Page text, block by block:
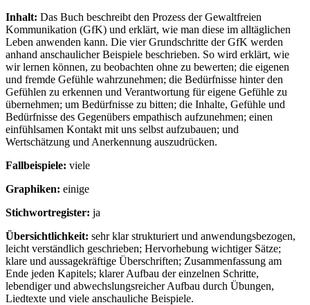
Inhalt: Das Buch beschreibt den Prozess der Gewaltfreien
Kommunikation (GfK) und erklärt, wie man diese im alltäglichen
Leben anwenden kann. Die vier Grundschritte der GfK werden
anhand anschaulicher Beispiele beschrieben. So wird erklärt, wie
wir lernen können, zu beobachten ohne zu bewerten; die eigenen
und fremde Gefühle wahrzunehmen; die Bedürfnisse hinter den
Gefühlen zu erkennen und Verantwortung für eigene Gefühle zu
übernehmen; um Bedürfnisse zu bitten; die Inhalte, Gefühle und
Bedürfnisse des Gegenübers empathisch aufzunehmen; einen
einfühlsamen Kontakt mit uns selbst aufzubauen; und
Wertschätzung und Anerkennung auszudrücken.
Fallbeispiele: viele
Graphiken: einige
Stichwortregister: ja
Übersichtlichkeit: sehr klar strukturiert und anwendungsbezogen,
leicht verständlich geschrieben; Hervorhebung wichtiger Sätze;
klare und aussagekräftige Überschriften; Zusammenfassung am
Ende jeden Kapitels; klarer Aufbau der einzelnen Schritte,
lebendiger und abwechslungsreicher Aufbau durch Übungen,
Liedtexte und viele anschauliche Beispiele.